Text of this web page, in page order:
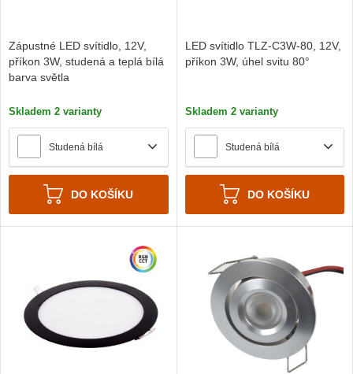
Zápustné LED svítidlo, 12V,
příkon 3W, studená a teplá bílá
barva světla
Skladem 2 varianty
Studená bílá
DO KOŠÍKU
LED svítidlo TLZ-C3W-80, 12V,
příkon 3W, úhel svitu 80°
Skladem 2 varianty
Studená bílá
DO KOŠÍKU